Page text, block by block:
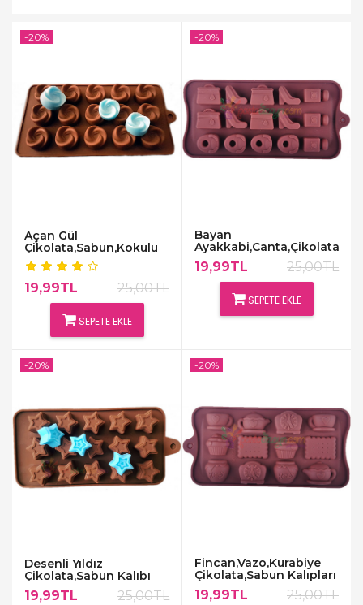
Açan Gül
Çikolata,Sabun,Kokulu
Taş Kalıbı
19,99TL 25,00TL
SEPETE EKLE
-20%
Bayan
Kalibi
19,99TL 25,00TL
SEPETE EKLE
-20%
Desenli Yıldız
Çikolata,Sabun Kalıbı
19,99TL 25,00TL
-20%
Fincan,Vazo,Kurabiye
Çikolata,Sabun Kalıpları
19,99TL 25,00TL
-20%